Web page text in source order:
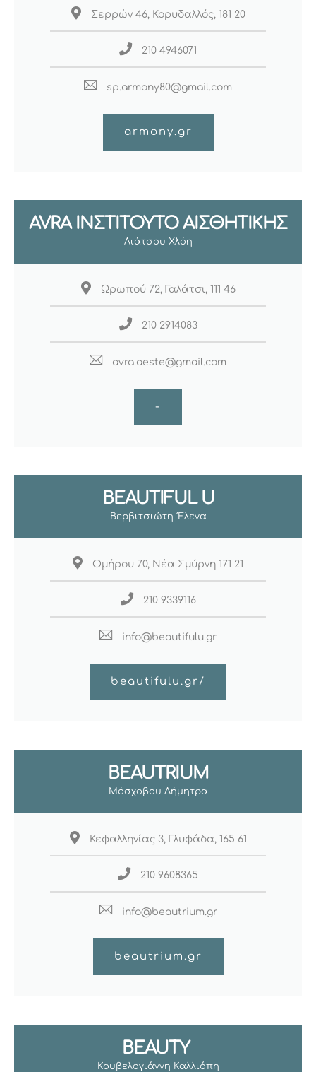
Σερρών 46, Κορυδαλλός, 181 20
210 4946071
sp.armony80@gmail.com
armony.gr
AVRA ΙΝΣΤΙΤΟΥΤΟ ΑΙΣΘΗΤΙΚΗΣ
Λιάτσου Χλόη
Ωρωπού 72, Γαλάτσι, 111 46
210 2914083
avra.aeste@gmail.com
-
BEAUTIFUL U
Βερβιτσιώτη Έλενα
Ομήρου 70, Νέα Σμύρνη 171 21
210 9339116
info@beautifulu.gr
beautifulu.gr/
BEAUTRIUM
Μόσχοβου Δήμητρα
Κεφαλληνίας 3, Γλυφάδα, 165 61
210 9608365
info@beautrium.gr
beautrium.gr
BEAUTY
Κουβελογιάννη Καλλιόπη